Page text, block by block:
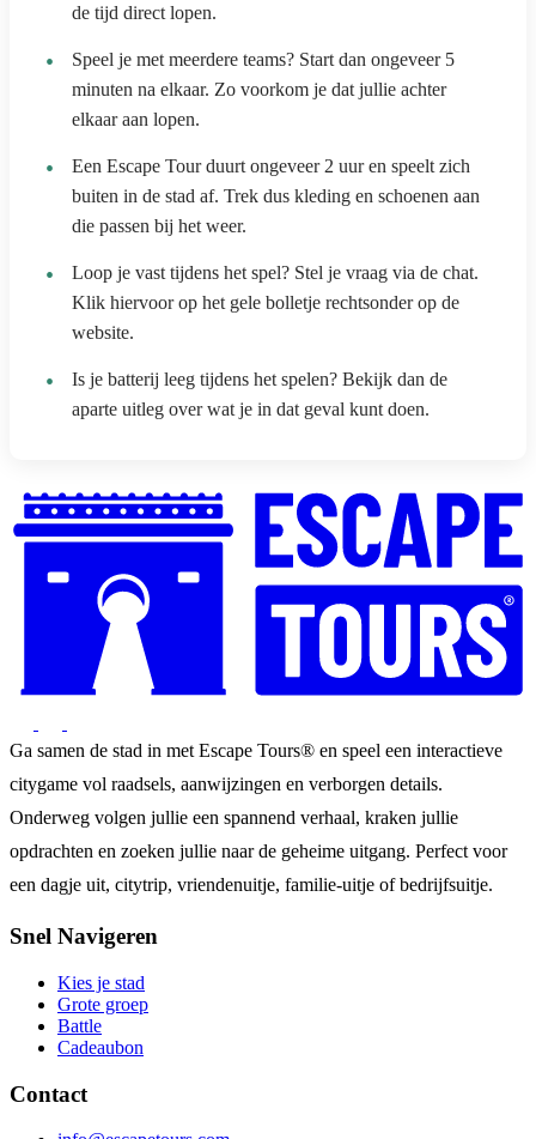
de tijd direct lopen.
Speel je met meerdere teams? Start dan ongeveer 5
minuten na elkaar. Zo voorkom je dat jullie achter
elkaar aan lopen.
Een Escape Tour duurt ongeveer 2 uur en speelt zich
buiten in de stad af. Trek dus kleding en schoenen aan
die passen bij het weer.
Loop je vast tijdens het spel? Stel je vraag via de chat.
Klik hiervoor op het gele bolletje rechtsonder op de
website.
Is je batterij leeg tijdens het spelen? Bekijk dan de
aparte uitleg over wat je in dat geval kunt doen.
Ga samen de stad in met Escape Tours® en speel een interactieve
citygame vol raadsels, aanwijzingen en verborgen details.
Onderweg volgen jullie een spannend verhaal, kraken jullie
opdrachten en zoeken jullie naar de geheime uitgang. Perfect voor
een dagje uit, citytrip, vriendenuitje, familie-uitje of bedrijfsuitje.
Snel Navigeren
Kies je stad
Grote groep
Battle
Cadeaubon
Contact